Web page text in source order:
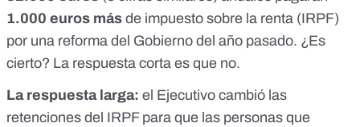
compra de votos masiva con tu propia deuda". En enero de
2024 comenzaron a circular artículos que decían que
aumentaban hasta 1.000 euros la declaración del IRPF de
2023:
https://www.vozpopuli.com/economia_y_finanzas/rentas-
23-000-32-500-euros-pagaran-1-000-euros-mas-irpf-
rebaja-electoral-2023.html
1.000 euros más de impuesto sobre la renta (IRPF)
por una reforma del Gobierno del año pasado. ¿Es
cierto? La respuesta corta es que no.
La respuesta larga: el Ejecutivo cambió las
retenciones del IRPF para que las personas que